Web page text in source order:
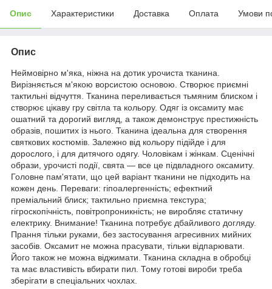
Опис Характеристики Доставка Оплата Умови
Опис
Неймовірно м'яка, ніжна на дотик урочиста тканина.
Вирізняється м'якою ворсистою основою. Створює приємні
тактильні відчуття. Тканина переливається тьмяним блиском і
створює цікаву гру світла та кольору. Одяг із оксамиту має
ошатний та дорогий вигляд, а також демонструє престижність
образів, пошитих із нього. Тканина ідеальна для створення
святкових костюмів. Залежно від кольору підійде і для
дорослого, і для дитячого одягу. Чоловікам і жінкам. Сценічні
образи, урочисті події, свята — все це підвладного оксамиту.
Головне пам'ятати, що цей варіант тканини не підходить на
кожен день. Переваги: гіпоалергенність; ефектний
преміальний блиск; тактильно приємна текстура;
гігроскопічність, повітропроникність; не виробляє статичну
електрику. Внимание! Тканина потребує дбайливого догляду.
Прання тільки руками, без застосування агресивних мийних
засобів. Оксамит не можна прасувати, тільки відпарювати.
Його також не можна віджимати. Тканина складна в обробці
та має властивість вбирати пил. Тому готові вироби треба
зберігати в спеціальних чохлах.